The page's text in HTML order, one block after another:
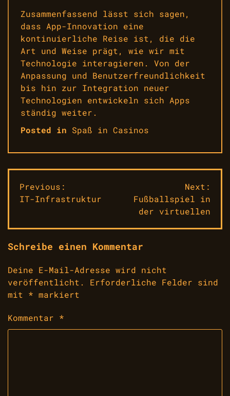
Zusammenfassend lässt sich sagen,
dass App-Innovation eine
kontinuierliche Reise ist, die die
Art und Weise prägt, wie wir mit
Technologie interagieren. Von der
Anpassung und Benutzerfreundlichkeit
bis hin zur Integration neuer
Technologien entwickeln sich Apps
ständig weiter.
Posted in Spaß in Casinos
Beitragsnavigation
Previous:
IT-Infrastruktur
Next:
Fußballspiel in
der virtuellen
Schreibe einen Kommentar
Deine E-Mail-Adresse wird nicht
veröffentlicht.
Erforderliche Felder sind
mit * markiert
Kommentar *